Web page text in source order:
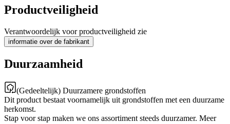
Productveiligheid
Verantwoordelijk voor productveiligheid zie
informatie over de fabrikant
Duurzaamheid
(Gedeeltelijk) Duurzamere grondstoffen
Dit product bestaat voornamelijk uit grondstoffen met een duurzame
herkomst.
Stap voor stap maken we ons assortiment steeds duurzamer. Meer